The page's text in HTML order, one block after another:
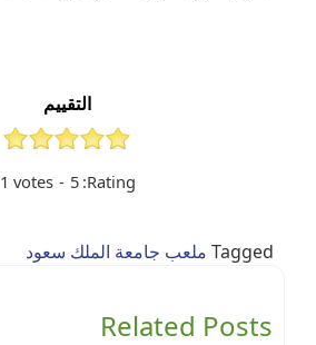
التقييم
Rating:
5
-
1votes
Tagged ملعب جامعة الملك سعود
Related Posts